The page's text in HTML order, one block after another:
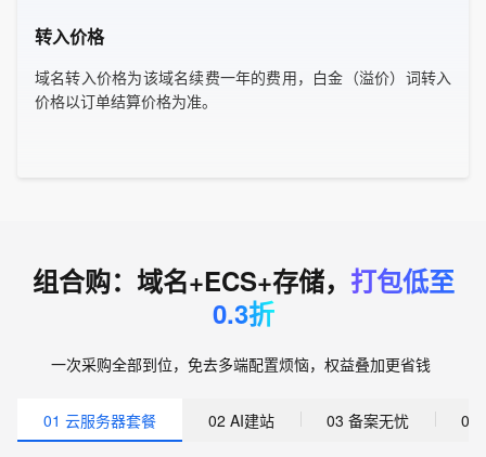
转入价格
域名转入价格为该域名续费一年的费用，白金（溢价）词转入
价格以订单结算价格为准。
组合购：域名+ECS+存储， 打包低至
0.3折
一次采购全部到位，免去多端配置烦恼，权益叠加更省钱
01 云服务器套餐 02 AI建站 03 备案无忧 04